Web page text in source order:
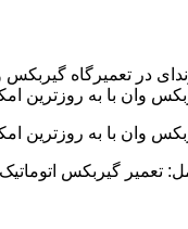
در تعمیرگاه
وان با به روزترین
وان با به روزترین
تعمیر گیربکس